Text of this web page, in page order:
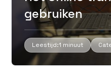
gebruiken
Leestijd:1 minuut